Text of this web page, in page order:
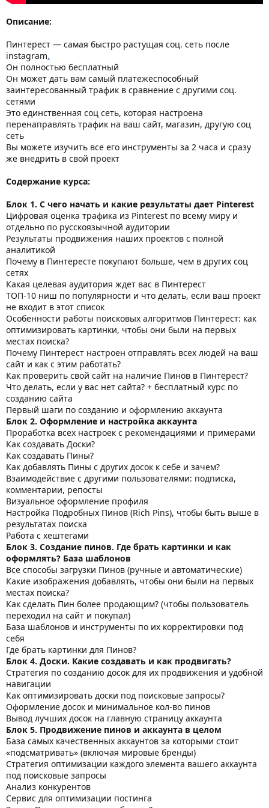
Описание:
Пинтерест — самая быстро растущая соц. сеть после
instagram.
Он полностью бесплатный
Он может дать вам самый платежеспособный
заинтересованный трафик в сравнение с другими соц.
сетями
Это единственная соц сеть, которая настроена
перенаправлять трафик на ваш сайт, магазин, другую соц
сеть
Вы можете изучить все его инструменты за 2 часа и сразу
же внедрить в свой проект
Содержание курса:
Блок 1. С чего начать и какие результаты дает Pinterest
Цифровая оценка трафика из Pinterest по всему миру и
отдельно по русскоязычной аудитории
Результаты продвижения наших проектов с полной
аналитикой
Почему в Пинтересте покупают больше, чем в других соц
сетях
Какая целевая аудитория ждет вас в Пинтерест
ТОП-10 ниш по популярности и что делать, если ваш проект
не входит в этот список
Особенности работы поисковых алгоритмов Пинтерест: как
оптимизировать картинки, чтобы они были на первых
местах поиска?
Почему Пинтерест настроен отправлять всех людей на ваш
сайт и как с этим работать?
Как проверить свой сайт на наличие Пинов в Пинтерест?
Что делать, если у вас нет сайта? + бесплатный курс по
созданию сайта
Первый шаги по созданию и оформлению аккаунта
Блок 2. Оформление и настройка аккаунта
Проработка всех настроек с рекомендациями и примерами
Как создавать Доски?
Как создавать Пины?
Как добавлять Пины с других досок к себе и зачем?
Взаимодействие с другими пользователями: подписка,
комментарии, репосты
Визуальное оформление профиля
Настройка Подробных Пинов (Rich Pins), чтобы быть выше в
результатах поиска
Работа с хештегами
Блок 3. Создание пинов. Где брать картинки и как
оформлять? База шаблонов
Все способы загрузки Пинов (ручные и автоматические)
Какие изображения добавлять, чтобы они были на первых
местах поиска?
Как сделать Пин более продающим? (чтобы пользователь
переходил на сайт и покупал)
База шаблонов и инструменты по их корректировки под
себя
Где брать картинки для Пинов?
Блок 4. Доски. Какие создавать и как продвигать?
Стратегия по созданию досок для их продвижения и удобной
навигации
Как оптимизировать доски под поисковые запросы?
Оформление досок и минимальное кол-во пинов
Вывод лучших досок на главную страницу аккаунта
Блок 5. Продвижение пинов и аккаунта в целом
База самых качественных аккаунтов за которыми стоит
«подсматривать» (включая мировые бренды)
Стратегия оптимизации каждого элемента вашего аккаунта
под поисковые запросы
Анализ конкурентов
Сервис для оптимизации постинга